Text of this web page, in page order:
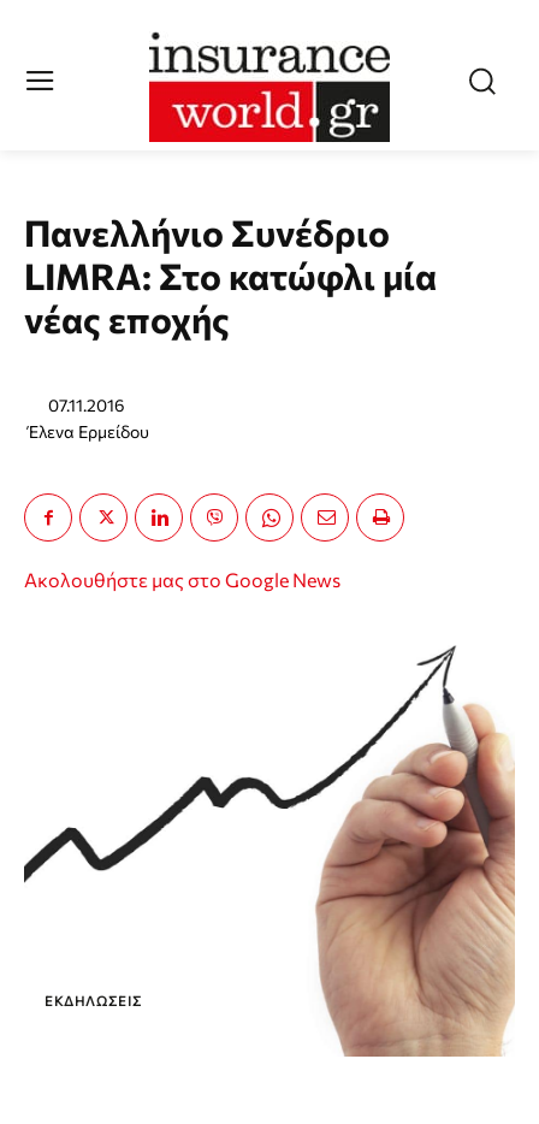
Πανελλήνιο Συνέδριο
LIMRA: Στο κατώφλι μία
νέας εποχής
07.11.2016
Έλενα Ερμείδου
Ακολουθήστε μας στο Google News
ΕΚΔΗΛΏΣΕΙΣ